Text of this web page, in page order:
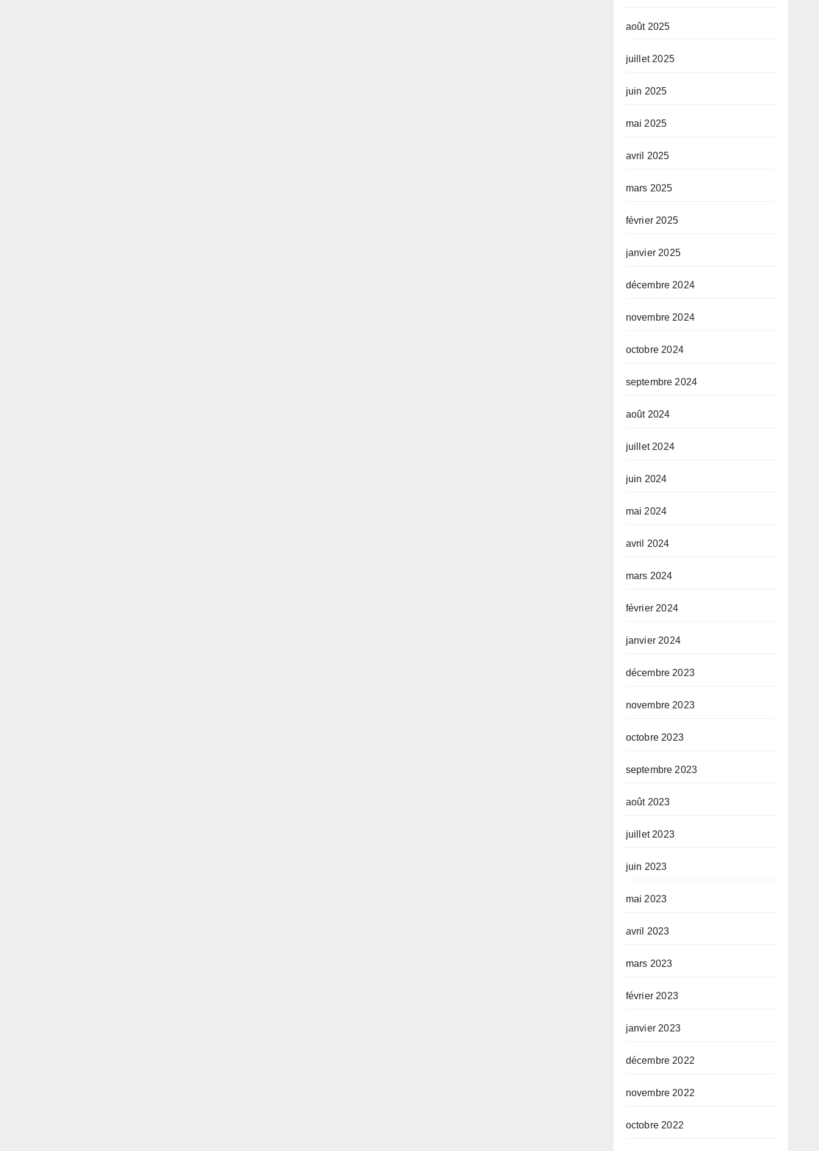
août 2025
juillet 2025
juin 2025
mai 2025
avril 2025
mars 2025
février 2025
janvier 2025
décembre 2024
novembre 2024
octobre 2024
septembre 2024
août 2024
juillet 2024
juin 2024
mai 2024
avril 2024
mars 2024
février 2024
janvier 2024
décembre 2023
novembre 2023
octobre 2023
septembre 2023
août 2023
juillet 2023
juin 2023
mai 2023
avril 2023
mars 2023
février 2023
janvier 2023
décembre 2022
novembre 2022
octobre 2022